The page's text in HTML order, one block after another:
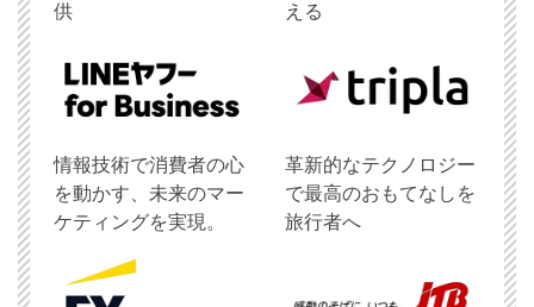
供
える
情報技術で消費者の心
を動かす、未来のマー
ケティングを実現。
革新的なテクノロジー
で最高のおもてなしを
旅行者へ